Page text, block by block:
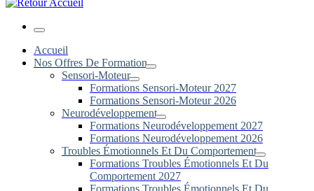
Menu
Accueil
Nos Offres De Formation
Sensori-Moteur
Formations Sensori-Moteur 2027
Formations Sensori-Moteur 2026
Neurodéveloppement
Formations Neurodéveloppement 2027
Formations Neurodéveloppement 2026
Troubles Émotionnels Et Du Comportement
Formations Troubles Émotionnels Et Du
Comportement 2027
Formations Troubles Émotionnels Et Du